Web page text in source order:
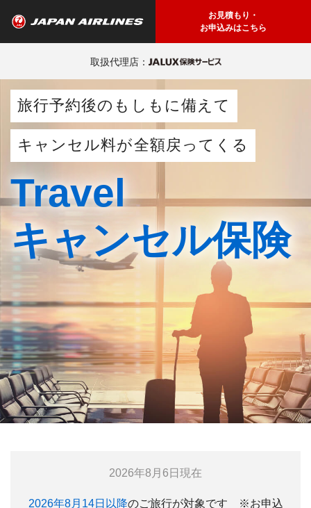
お見積もり・
お申込みはこちら
取扱代理店：
旅行予約後のもしもに備えて
キャンセル料が全額戻ってくる
Travel
キャンセル保険
2026年8月6日現在
2026年8月14日以降のご旅行が対象です ※お申込